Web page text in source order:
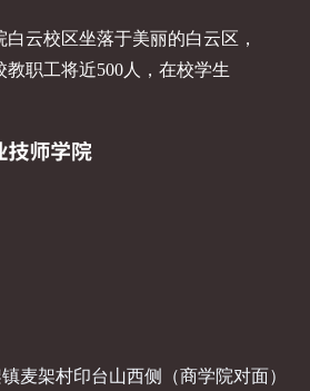
云校区坐落于美丽的白云区，
职工将近500人，在校学生
麦架村印台山西侧（商学院对面）